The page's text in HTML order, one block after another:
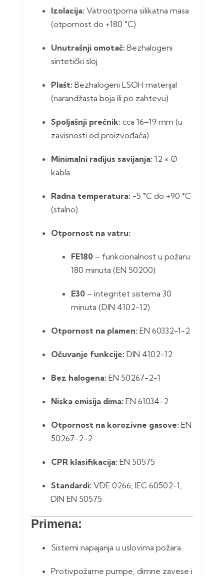
Izolacija: Vatrootporna silikatna masa
(otpornost do +180 °C)
Unutrašnji omotač: Bezhalogeni
sintetički sloj
Plašt: Bezhalogeni LSOH materijal
(narandžasta boja ili po zahtevu)
Spoljašnji prečnik: cca 16–19 mm (u
zavisnosti od proizvođača)
Minimalni radijus savijanja: 12 × Ø
kabla
Radna temperatura: -5 °C do +90 °C
(stalno)
Otpornost na vatru:
FE180 – funkcionalnost u požaru
180 minuta (EN 50200)
E30 – integritet sistema 30
minuta (DIN 4102-12)
Otpornost na plamen: EN 60332-1-2
Očuvanje funkcije: DIN 4102-12
Bez halogena: EN 50267-2-1
Niska emisija dima: EN 61034-2
Otpornost na korozivne gasove: EN
50267-2-2
CPR klasifikacija: EN 50575
Standardi: VDE 0266, IEC 60502-1,
DIN EN 50575
Primena:
Sistemi napajanja u uslovima požara
Protivpožarne pumpe, dimne zavese i